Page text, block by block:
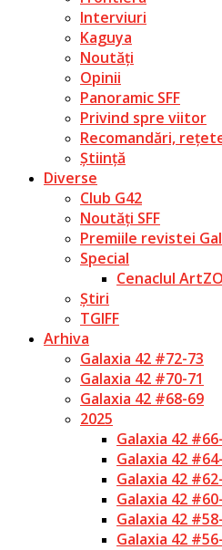
Interviuri
Kaguya
Noutăți
Opinii
Panoramic SFF
Privind spre viitor
Recomandări,
Știință
Diverse
Club G42
Noutăți SFF
Premiile revistei
Special
Cenaclul
Știri
TGIFF
Arhiva
Galaxia 42 #72-73
Galaxia 42 #70-71
Galaxia 42 #68-69
2025
Galaxia 42
Galaxia 42
Galaxia 42
Galaxia 42
Galaxia 42
Galaxia 42